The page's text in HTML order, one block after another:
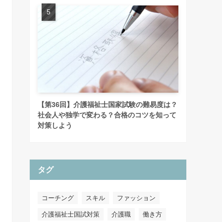
【第36回】介護福祉士国家試験の難易度は？
社会人や独学で変わる？合格のコツを知って
対策しよう
タグ
コーチング スキル ファッション
介護福祉士国試対策 介護職 働き方